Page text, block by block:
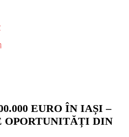
EURO ÎN IAȘI –
OPORTUNITĂȚI DIN